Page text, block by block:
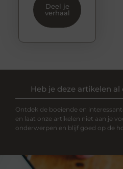
Deel je
verhaal
Heb je deze artikelen
Ontdek de boeiende en
en laat onze artikelen niet aan je
onderwerpen en blijf goed op de